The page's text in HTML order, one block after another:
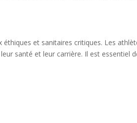
et sanitaires critiques. Les
santé et leur carrière. Il est essentiel